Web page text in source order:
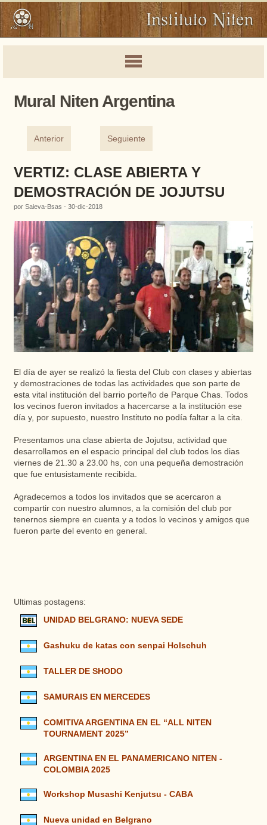
Mural Niten Argentina
Anterior Seguiente
VERTIZ: CLASE ABIERTA Y
DEMOSTRACIÓN DE JOJUTSU
por Saieva-Bsas - 30-dic-2018
El día de ayer se realizó la fiesta del Club con clases y abiertas
y demostraciones de todas las actividades que son parte de
esta vital institución del barrio porteño de Parque Chas. Todos
los vecinos fueron invitados a hacercarse a la institución ese
día y, por supuesto, nuestro Instituto no podía faltar a la cita.
Presentamos una clase abierta de Jojutsu, actividad que
desarrollamos en el espacio principal del club todos los dias
viernes de 21.30 a 23.00 hs, con una pequeña demostración
que fue entusistamente recibida.
Agradecemos a todos los invitados que se acercaron a
compartir con nuestro alumnos, a la comisión del club por
tenernos siempre en cuenta y a todos lo vecinos y amigos que
fueron parte del evento en general.
Ultimas postagens:
UNIDAD BELGRANO: NUEVA SEDE
Gashuku de katas con senpai Holschuh
TALLER DE SHODO
SAMURAIS EN MERCEDES
COMITIVA ARGENTINA EN EL “ALL NITEN
TOURNAMENT 2025”
ARGENTINA EN EL PANAMERICANO NITEN -
COLOMBIA 2025
Workshop Musashi Kenjutsu - CABA
Nueva unidad en Belgrano